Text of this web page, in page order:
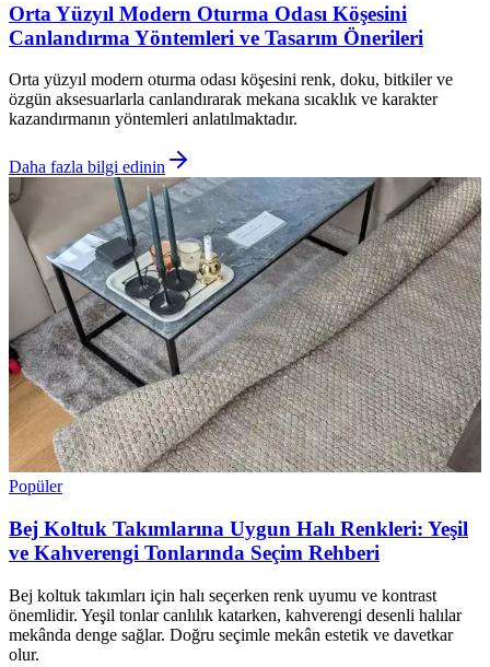
Orta Yüzyıl Modern Oturma Odası Köşesini
Canlandırma Yöntemleri ve Tasarım Önerileri
Orta yüzyıl modern oturma odası köşesini renk, doku, bitkiler ve
özgün aksesuarlarla canlandırarak mekana sıcaklık ve karakter
kazandırmanın yöntemleri anlatılmaktadır.
Daha fazla bilgi edinin
Popüler
Bej Koltuk Takımlarına Uygun Halı Renkleri: Yeşil
ve Kahverengi Tonlarında Seçim Rehberi
Bej koltuk takımları için halı seçerken renk uyumu ve kontrast
önemlidir. Yeşil tonlar canlılık katarken, kahverengi desenli halılar
mekânda denge sağlar. Doğru seçimle mekân estetik ve davetkar
olur.